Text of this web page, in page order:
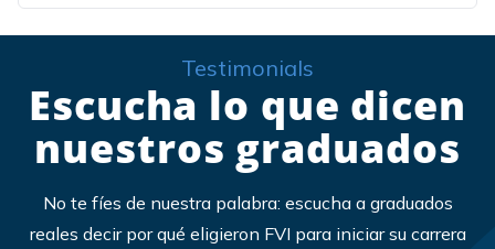
Testimonials
Escucha lo que dicen
nuestros graduados
No te fíes de nuestra palabra: escucha a graduados
reales decir por qué eligieron FVI para iniciar su carrera